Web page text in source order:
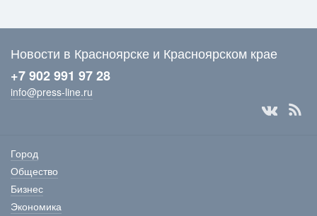
Новости в Красноярске и Красноярском крае
+7 902 991 97 28
info@press-line.ru
Город
Общество
Бизнес
Экономика